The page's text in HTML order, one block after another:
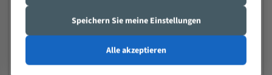
Speziell entwickelt für Profile / Rohre
Speichern Sie meine Einstellungen
Alle akzeptieren